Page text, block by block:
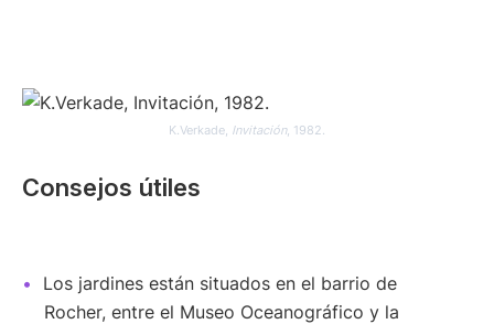
K.Verkade, Invitación, 1982.
Consejos útiles
Los jardines están situados en el barrio de
Rocher, entre el Museo Oceanográfico y la